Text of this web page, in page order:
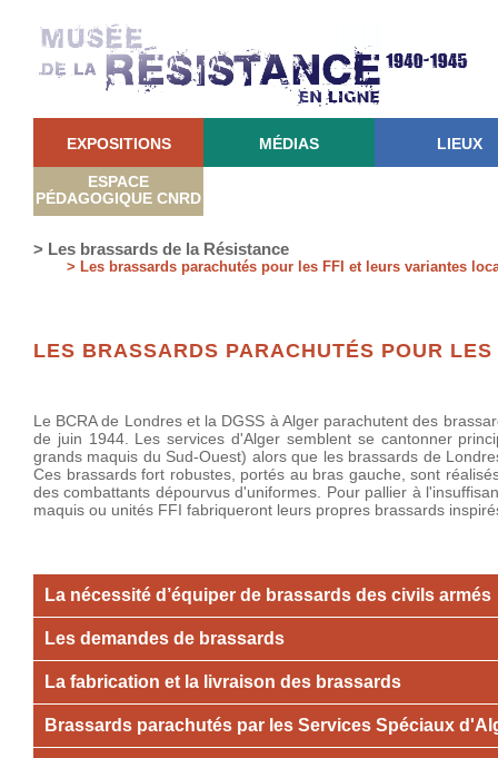
EXPOSITIONS MÉDIAS LIEUX
ESPACE
PÉDAGOGIQUE CNRD
> Les brassards de la Résistance
> Les brassards parachutés pour les FFI et leurs variantes
LES BRASSARDS PARACHUTÉS POUR
Le BCRA de Londres et la DGSS à Alger parachutent des
de juin 1944. Les services d'Alger semblent se cantonner
grands maquis du Sud-Ouest) alors que les brassards de
Ces brassards fort robustes, portés au bras gauche, sont
des combattants dépourvus d'uniformes. Pour pallier à
maquis ou unités FFI fabriqueront leurs propres brassards
La nécessité d’équiper de brassards des civils armés
Les demandes de brassards
La fabrication et la livraison des brassards
Brassards parachutés par les Services Spéciaux